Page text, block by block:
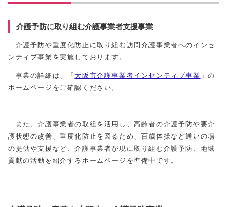
介護予防に取り組む介護事業者支援事業
介護予防や重度化防止に取り組む訪問介護事業者へのインセ
ンティブ事業を実施しております。
事業の詳細は、「 大阪市介護事業者インセンティブ事業 」の
ホームページをご確認ください。
また、介護事業者の取組を活用し、高齢者の介護予防や要介
護状態の改善、重度化防止を図るため、百歳体操など通いの場
の提供や支援など、介護事業者が現に取り組む介護予防、地域
貢献の活動を紹介するホームページを準備中です。